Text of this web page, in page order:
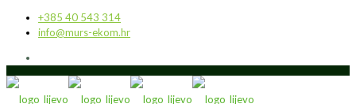
+385 40 543 314
info@murs-ekom.hr